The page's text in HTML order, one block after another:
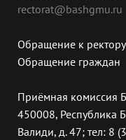
rectorat@bashgmu.ru
Обращение к ректору
Обращение граждан
Приёмная комиссия
450008, Республика
Валиди, д. 47; тел: 8